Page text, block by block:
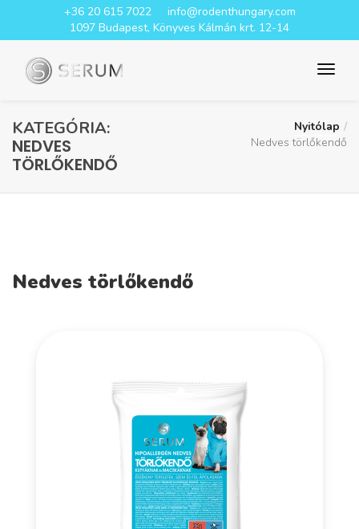
+36 20 615 7022
info@rodenthungary.com
1097 Budapest, Könyves Kálmán krt. 12-14
KATEGÓRIA:
NEDVES
TÖRLŐKENDŐ
Nyitólap
Nedves törlőkendő
Nedves törlőkendő